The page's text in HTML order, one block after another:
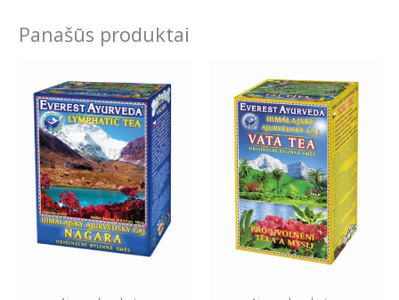
Panašūs produktai